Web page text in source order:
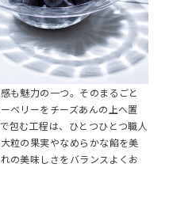
も魅力の一つ。そのまるごと
ベリーをチーズあんの上へ置
包む工程は、ひとつひとつ職人
粒の果実やなめらかな餡を美
の美味しさをバランスよくお